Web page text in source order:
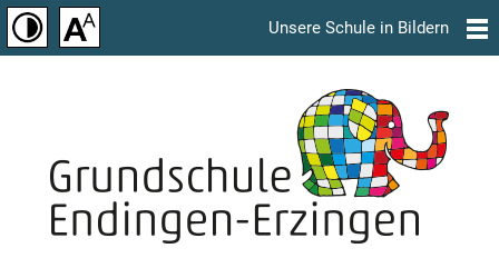
Unsere Schule in Bildern